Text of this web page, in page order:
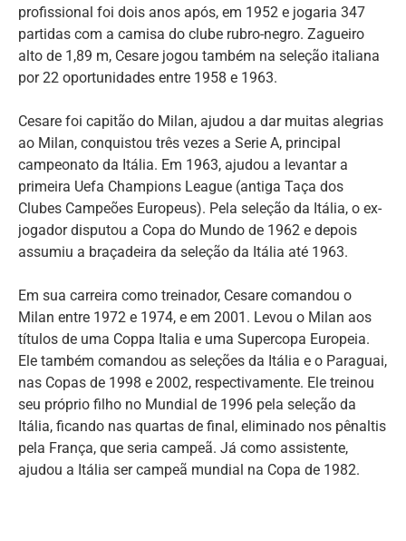
profissional foi dois anos após, em 1952 e jogaria 347
partidas com a camisa do clube rubro-negro. Zagueiro
alto de 1,89 m, Cesare jogou também na seleção italiana
por 22 oportunidades entre 1958 e 1963.
Cesare foi capitão do Milan, ajudou a dar muitas alegrias
ao Milan, conquistou três vezes a Serie A, principal
campeonato da Itália. Em 1963, ajudou a levantar a
primeira Uefa Champions League (antiga Taça dos
Clubes Campeões Europeus). Pela seleção da Itália, o ex-
jogador disputou a Copa do Mundo de 1962 e depois
assumiu a braçadeira da seleção da Itália até 1963.
Em sua carreira como treinador, Cesare comandou o
Milan entre 1972 e 1974, e em 2001. Levou o Milan aos
títulos de uma Coppa Italia e uma Supercopa Europeia.
Ele também comandou as seleções da Itália e o Paraguai,
nas Copas de 1998 e 2002, respectivamente. Ele treinou
seu próprio filho no Mundial de 1996 pela seleção da
Itália, ficando nas quartas de final, eliminado nos pênaltis
pela França, que seria campeã. Já como assistente,
ajudou a Itália ser campeã mundial na Copa de 1982.